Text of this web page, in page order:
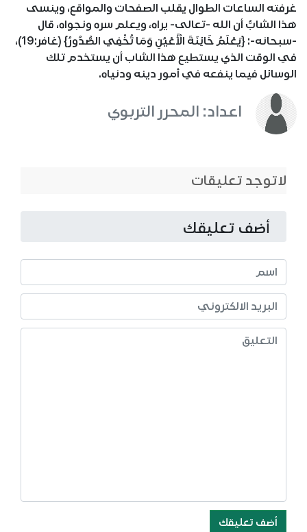
غرفته الساعات الطوال يقلب الصفحات والمواقع، وينسى
هذا الشابُّ أن الله -تعالى- يراه، ويعلم سره ونجواه، قال
-سبحانه-: {يَعْلَمُ خَائِنَةَ الْأَعْيُنِ وَمَا تُخْفِي الصُّدُورُ} (غافر:19)،
في الوقت الذي يستطيع هذا الشاب أن يستخدم تلك
الوسائل فيما ينفعه في أمور دينه ودنياه.
اعداد: المحرر التربوي
لاتوجد تعليقات
أضف تعليقك
أضف تعليقك